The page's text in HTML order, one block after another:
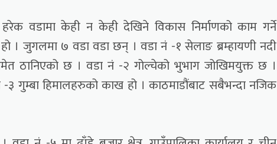
वडामा केही न केही देखिने विकास निर्माणको काम गर्ने
। जुगलमा ७ वडा वडा छन् । वडा नं -१ सेलाङ ब्रम्हायणी नदी
समेत ठानिएको छ । वडा नं -२ गोल्चेको भुभाग जोखिमयुक्त छ ।
३ गुम्बा हिमालहरुको काख हो । काठमाडौंबाट सबैभन्दा नजिक